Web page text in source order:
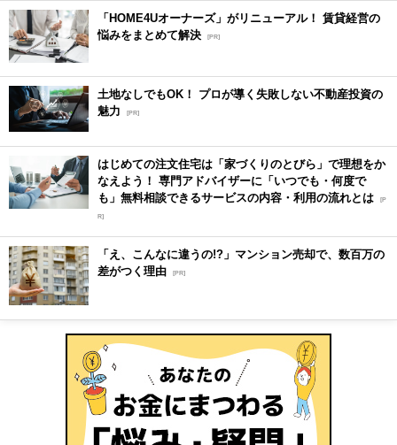
「HOME4Uオーナーズ」がリニューアル！ 賃貸経営の
悩みをまとめて解決 [PR]
土地なしでもOK！ プロが導く失敗しない不動産投資の
魅力
[PR]
はじめての注文住宅は「家づくりのとびら」で理想をか
なえよう！ 専門アドバイザーに「いつでも・何度で
も」無料相談できるサービスの内容・利用の流れとは [P
R]
「え、こんなに違うの!?」マンション売却で、数百万の
差がつく理由 [PR]